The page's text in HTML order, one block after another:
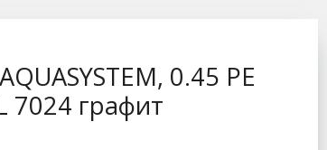
0.45 PE
7024 графит